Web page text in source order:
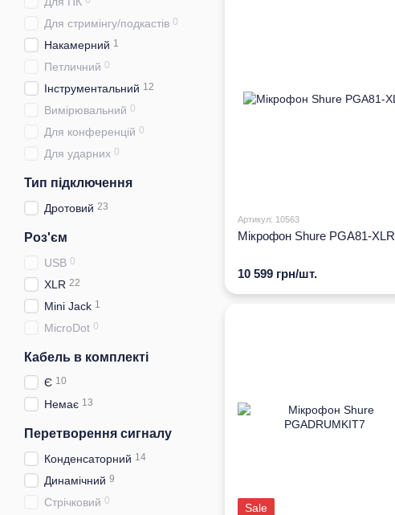
Артикул: 10563
Мікрофон Shure PGA81-XLR
10 599 грн/шт.
Sale
Для стримінгу/подкастів 0
Накамерний 1
Петличний 0
Інструментальний 12
Вимірювальний 0
Для конференцій 0
Для ударних 0
Тип підключення
Дротовий 23
Роз'єм
USB 0
XLR 22
Mini Jack 1
MicroDot 0
Кабель в комплекті
Є 10
Немає 13
Перетворення сигналу
Конденсаторний 14
Динамічний 9
Стрічковий 0